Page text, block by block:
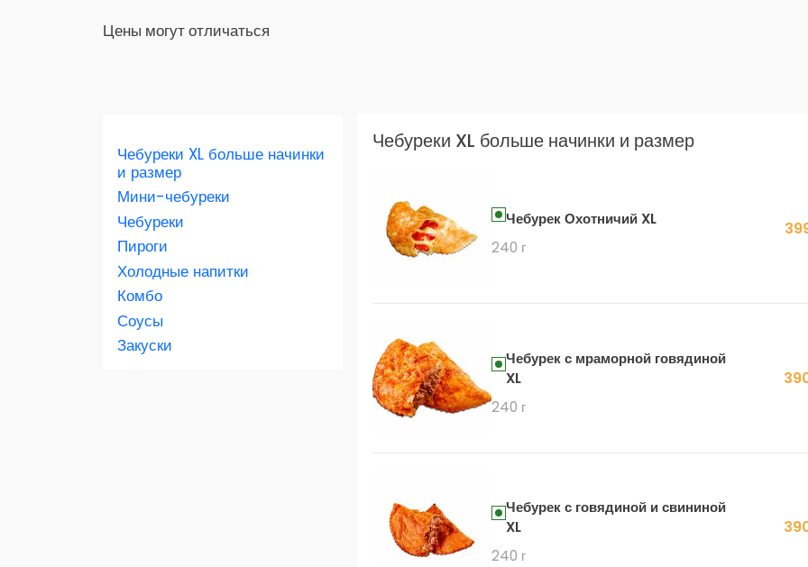
Цены могут отличаться
Скидка 400 руб. на первый заказ в
Скидка 450 руб. на первый заказ в
Чебуреки XL больше начинки
и размер
Мини-чебуреки
Чебуреки
Пироги
Холодные напитки
Комбо
Соусы
Закуски
Чебуреки XL больше начинки и размер
Чебурек Охотничий XL
240 г
Чебурек с мраморной говядиной
XL
240 г
Чебурек с говядиной и свининой
XL
240 г